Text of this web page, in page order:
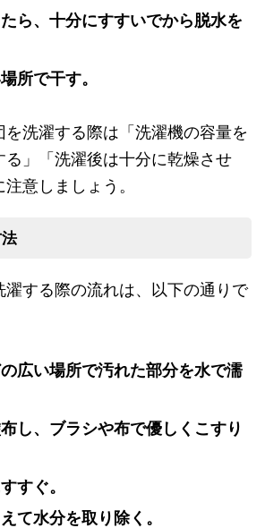
ら、十分にすすいでから脱水を
所で干す。
を洗濯する際は「洗濯機の容量を
る」「洗濯後は十分に乾燥させ
意しましょう。
濯する際の流れは、以下の通りで
広い場所で汚れた部分を水で濡
し、ブラシや布で優しくこすり
すぐ。
て水分を取り除く。